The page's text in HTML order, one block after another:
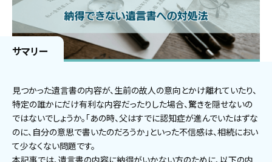
サマリー
見つかった遺言書の内容が、生前の故人の意向とかけ離れていたり、
特定の誰かにだけ有利な内容だったりした場合、驚きを隠せないの
ではないでしょうか。「あの時、父はすでに認知症が進んでいたはずな
のに、自分の意思で書いたのだろうか」といった不信感は、相続におい
て少なくない問題です。
本記事では、遺言書の内容に納得がいかない方のために、以下の内